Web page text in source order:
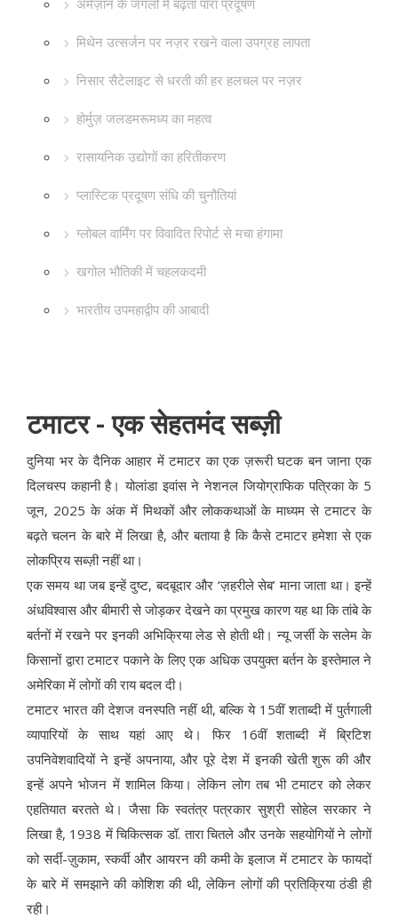
अमेज़ॉन के जंगलों में बढ़ता पारा प्रदूषण
मिथेन उत्सर्जन पर नज़र रखने वाला उपग्रह लापता
निसार सैटेलाइट से धरती की हर हलचल पर नज़र
होर्मुज़ जलडमरूमध्य का महत्व
रासायनिक उद्योगों का हरितीकरण
प्लास्टिक प्रदूषण संधि की चुनौतियां
ग्लोबल वार्मिंग पर विवादित रिपोर्ट से मचा हंगामा
खगोल भौतिकी में चहलकदमी
भारतीय उपमहाद्वीप की आबादी
टमाटर - एक सेहतमंद सब्ज़ी
दुनिया भर के दैनिक आहार में टमाटर का एक ज़रूरी घटक बन जाना एक
दिलचस्प कहानी है। योलांडा इवांस ने नेशनल जियोग्राफिक पत्रिका के 5
जून, 2025 के अंक में मिथकों और लोककथाओं के माध्यम से टमाटर के
बढ़ते चलन के बारे में लिखा है, और बताया है कि कैसे टमाटर हमेशा से एक
लोकप्रिय सब्ज़ी नहीं था।
एक समय था जब इन्हें दुष्ट, बदबूदार और ‘ज़हरीले सेब’ माना जाता था। इन्हें
अंधविश्वास और बीमारी से जोड़कर देखने का प्रमुख कारण यह था कि तांबे के
बर्तनों में रखने पर इनकी अभिक्रिया लेड से होती थी। न्यू जर्सी के सलेम के
किसानों द्वारा टमाटर पकाने के लिए एक अधिक उपयुक्त बर्तन के इस्तेमाल ने
अमेरिका में लोगों की राय बदल दी।
टमाटर भारत की देशज वनस्पति नहीं थी, बल्कि ये 15वीं शताब्दी में पुर्तगाली
व्यापारियों के साथ यहां आए थे। फिर 16वीं शताब्दी में ब्रिटिश
उपनिवेशवादियों ने इन्हें अपनाया, और पूरे देश में इनकी खेती शुरू की और
इन्हें अपने भोजन में शामिल किया। लेकिन लोग तब भी टमाटर को लेकर
एहतियात बरतते थे। जैसा कि स्वतंत्र पत्रकार सुश्री सोहेल सरकार ने
लिखा है, 1938 में चिकित्सक डॉ. तारा चितले और उनके सहयोगियों ने लोगों
को सर्दी-ज़ुकाम, स्कर्वी और आयरन की कमी के इलाज में टमाटर के फायदों
के बारे में समझाने की कोशिश की थी, लेकिन लोगों की प्रतिक्रिया ठंडी ही
रही।